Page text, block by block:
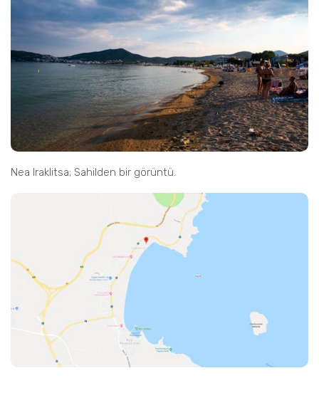
Nea Iraklitsa; Sahilden bir görüntü.